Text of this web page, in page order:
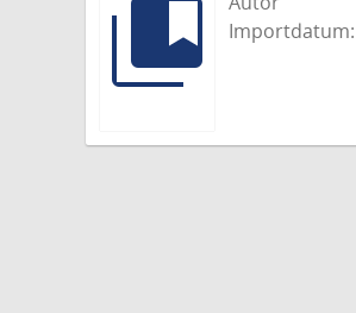
Importdatum: